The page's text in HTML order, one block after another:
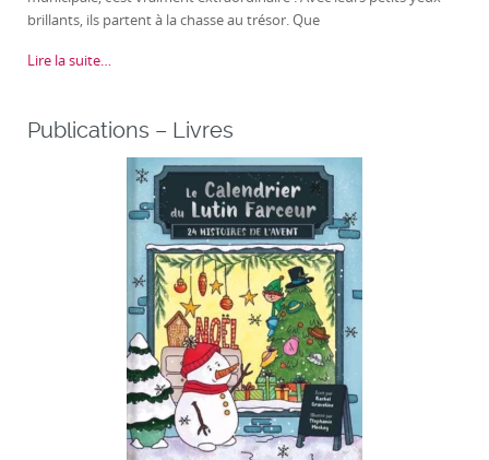
brillants, ils partent à la chasse au trésor. Que
Lire la suite…
Publications – Livres